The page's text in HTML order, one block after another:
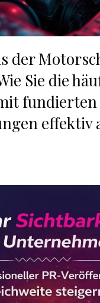
der
Sie die
fundierten
effektiv